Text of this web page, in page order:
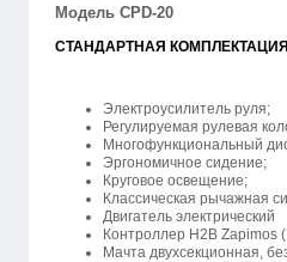
Модель CPD-20
СТАНДАРТНАЯ
Электроусилитель руля;
Регулируемая рулевая
Многофункциональный
Эргономичное сидение;
Круговое освещение;
Классическая рычажная
Двигатель электрический
Контроллер H2B Zapimos
Мачта двухсекционная,